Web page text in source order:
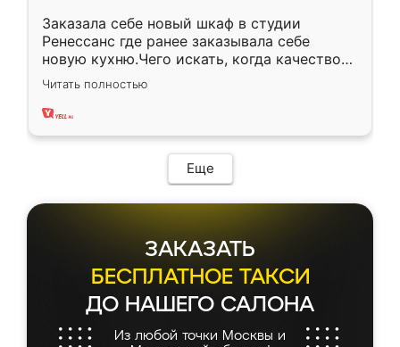
Заказала себе новый шкаф в студии
Ренессанс где ранее заказывала себе
новую кухню.Чего искать, когда качеством
вполне довольна. Служит кухня уже почти
два года, нареканий нет.
Читать полностью
Еще
ЗАКАЗАТЬ
БЕСПЛАТНОЕ ТАКСИ
ДО НАШЕГО САЛОНА
Из любой точки Москвы и